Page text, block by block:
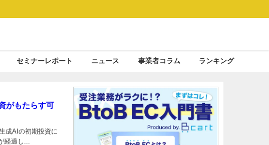
セミナーレポート ニュース 事業者コラム ランキング
がもたらす可
成AIの初期投資に
経過し...